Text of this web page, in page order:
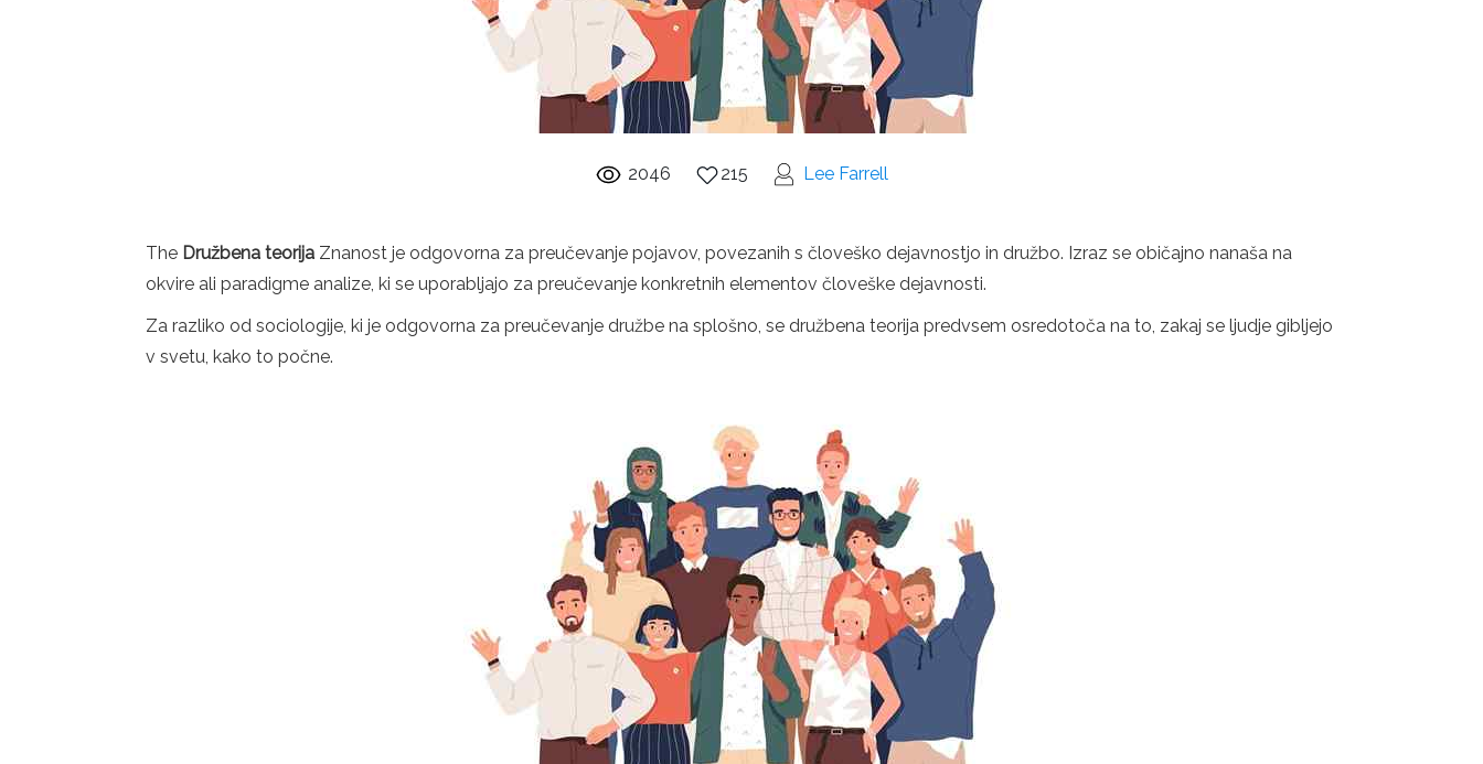
2046 215 Lee Farrell
The Družbena teorija Znanost je odgovorna za preučevanje pojavov, povezanih s človeško dejavnostjo in družbo. Izraz se običajno nanaša na
okvire ali paradigme analize, ki se uporabljajo za preučevanje konkretnih elementov človeške dejavnosti.
Za razliko od sociologije, ki je odgovorna za preučevanje družbe na splošno, se družbena teorija predvsem osredotoča na to, zakaj se ljudje gibljejo
v svetu, kako to počne.